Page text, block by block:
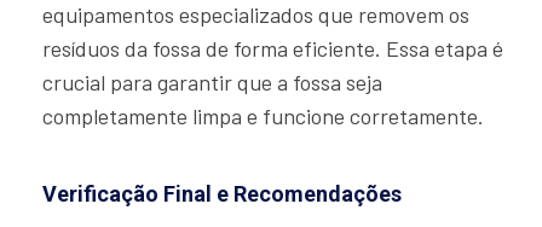
equipamentos especializados que removem os
resíduos da fossa de forma eficiente. Essa etapa é
crucial para garantir que a fossa seja
completamente limpa e funcione corretamente.
Verificação Final e Recomendações